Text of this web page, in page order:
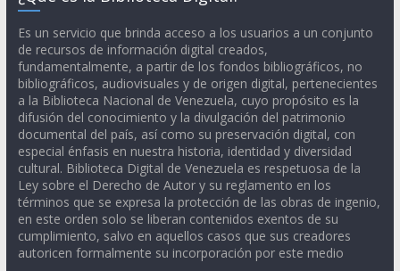
Es un servicio que brinda acceso a los usuarios a un conjunto
de recursos de información digital creados,
fundamentalmente, a partir de los fondos bibliográficos, no
bibliográficos, audiovisuales y de origen digital, pertenecientes
a la Biblioteca Nacional de Venezuela, cuyo propósito es la
difusión del conocimiento y la divulgación del patrimonio
documental del país, así como su preservación digital, con
especial énfasis en nuestra historia, identidad y diversidad
cultural. Biblioteca Digital de Venezuela es respetuosa de la
Ley sobre el Derecho de Autor y su reglamento en los
términos que se expresa la protección de las obras de ingenio,
en este orden solo se liberan contenidos exentos de su
cumplimiento, salvo en aquellos casos que sus creadores
autoricen formalmente su incorporación por este medio